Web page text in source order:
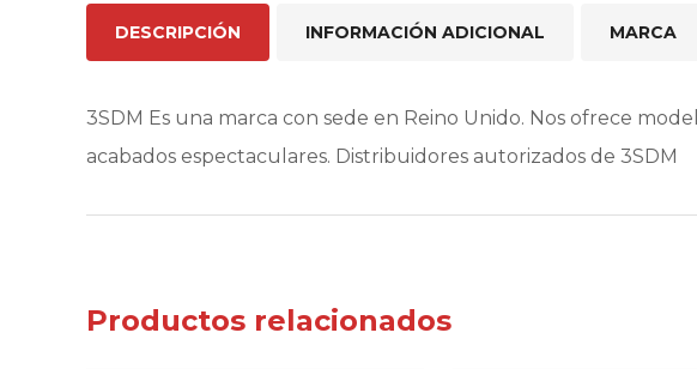
DESCRIPCIÓN INFORMACIÓN ADICIONAL MARCA
3SDM Es una marca con sede en Reino Unido. Nos ofrece
acabados espectaculares. Distribuidores autorizados de 3SDM
Productos relacionados